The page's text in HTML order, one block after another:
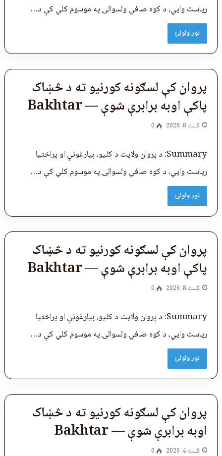
ریاست وایي، د کوه ‌صافي ولسوالۍ په موسوم کلي کې د…
نور ولولئ
پروان کې لسګونه کورنیو ته د څښاک
پاکې اوبه برابرې شوې — Bakhtar
اگست 8, 2026 0
Summary: د پروان ولایت د کلیو، بیارغونې او پراختیا
ریاست وایي، د کوه ‌صافي ولسوالۍ په موسوم کلي کې د…
نور ولولئ
پروان کې لسګونه کورنیو ته د څښاک
پاکې اوبه برابرې شوې — Bakhtar
اگست 8, 2026 0
Summary: د پروان ولایت د کلیو، بیارغونې او پراختیا
ریاست وایي، د کوه ‌صافي ولسوالۍ په موسوم کلي کې د…
نور ولولئ
پروان کې لسګونه کورنیو ته د څښاک
اوبه برابرې شوې — Bakhtar
اگست 4, 2026 0